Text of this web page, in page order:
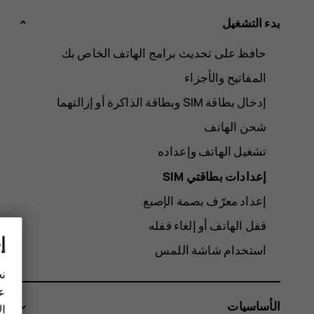
بدء التشغيل
حافظ على تحديث برامج الهاتف الخاص بك
المفاتيح والأجزاء
شحن الهاتف
تشغيل الهاتف وإعداده
إعدادات بطاقتي SIM
إعداد معرّف بصمة الإصبع
قفل الهاتف أو إلغاء قفله
استخدام شاشة اللمس
الأساسيات